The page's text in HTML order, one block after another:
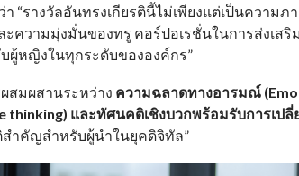
า “รางวัลอันทรงเกียรตินี้ไม่เพียงแต่เป็นความ
ความมุ่งมั่นของทรู คอร์ปอเรชั่นในการส่งเสริ
ผู้หญิงในทุกระดับขององค์กร”
สมผสานระหว่าง ความฉลาดทางอารมณ์
thinking) และทัศนคติเชิงบวกพร้อมรับการเป
ำคัญสำหรับผู้นำในยุคดิจิทัล”